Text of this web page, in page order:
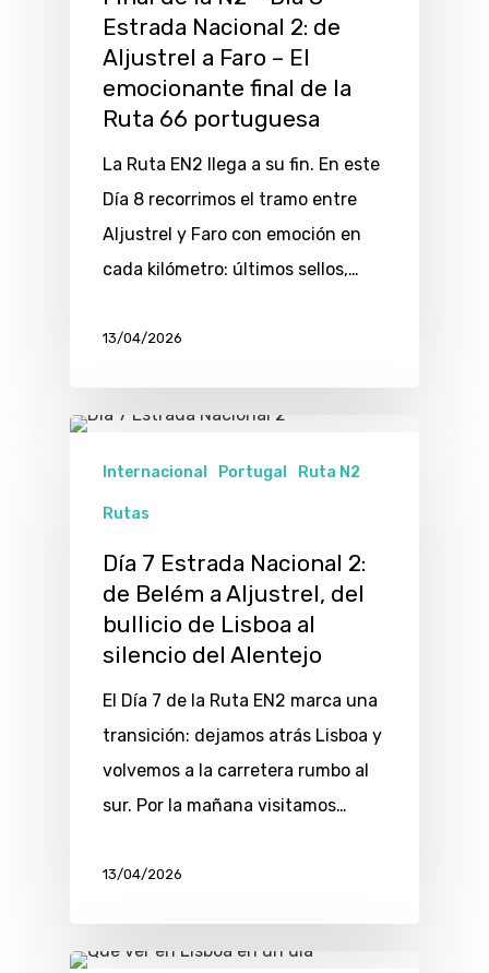
Estrada Nacional 2: de
Aljustrel a Faro – El
emocionante final de la
Ruta 66 portuguesa
La Ruta EN2 llega a su fin. En este
Día 8 recorrimos el tramo entre
Aljustrel y Faro con emoción en
cada kilómetro: últimos sellos,…
13/04/2026
Internacional Portugal Ruta N2
Rutas
Día 7 Estrada Nacional 2:
de Belém a Aljustrel, del
bullicio de Lisboa al
silencio del Alentejo
El Día 7 de la Ruta EN2 marca una
transición: dejamos atrás Lisboa y
volvemos a la carretera rumbo al
sur. Por la mañana visitamos…
13/04/2026